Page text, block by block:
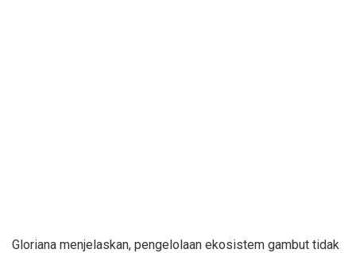
Gloriana menjelaskan, pengelolaan ekosistem gambut tidak